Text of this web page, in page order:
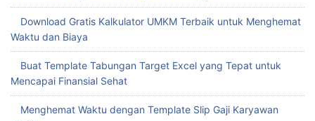
Download Gratis Kalkulator UMKM Terbaik untuk Menghemat
Waktu dan Biaya
Buat Template Tabungan Target Excel yang Tepat untuk
Mencapai Finansial Sehat
Menghemat Waktu dengan Template Slip Gaji Karyawan